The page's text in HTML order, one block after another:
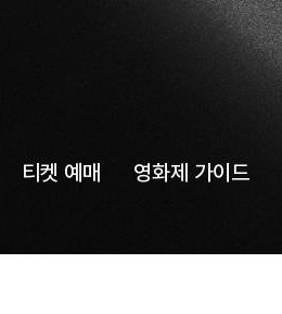
티켓 예매 영화제 가이드